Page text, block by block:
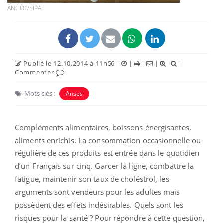
ANGOT/SIPA
Publié le 12.10.2014 à 11h56 | | | |
|
Commenter
Mots clés : Anses
Compléments alimentaires, boissons énergisantes,
aliments enrichis. La consommation occasionnelle ou
régulière de ces produits est entrée dans le quotidien
d’un Français sur cinq. Garder la ligne, combattre la
fatigue, maintenir son taux de choléstrol, les
arguments sont vendeurs pour les adultes mais
possèdent des effets indésirables. Quels sont les
risques pour la santé ? Pour répondre à cette question,